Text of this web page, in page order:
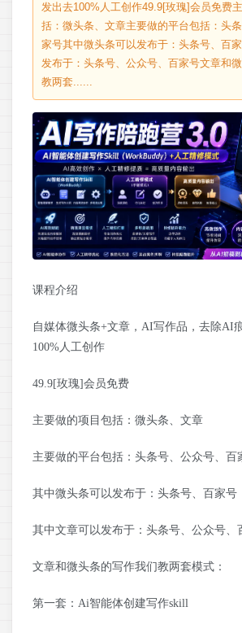
发出去100%人工创作49.9[玫瑰]会员免费
括：微头条、文章主要做的平台包括：头
家号其中微头条可以发布于：头条号、百
发布于：头条号、公众号、百家号文章和
教两套......
课程介绍
自媒体微头条+文章，AI写作品，去除AI
100%人工创作
49.9[玫瑰]会员免费
主要做的项目包括：微头条、文章
主要做的平台包括：头条号、公众号、百
其中微头条可以发布于：头条号、百家号
其中文章可以发布于：头条号、公众号、
文章和微头条的写作我们教两套模式：
第一套：Ai智能体创建写作skill